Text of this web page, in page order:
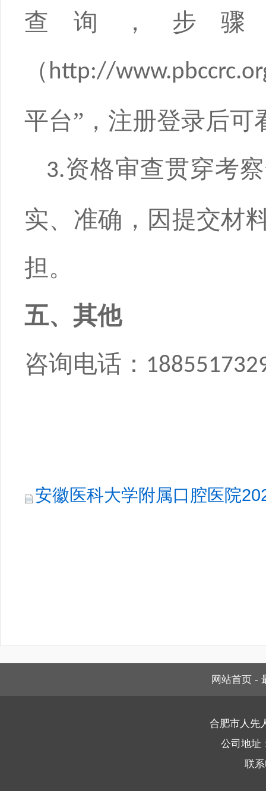
查询，步
（ http://
平台”，注册登录后可
3.资格审查贯穿考
实、准确，因提交材
担。
五、其他
咨询电话：
安徽医科大学附属口腔医院
网站首页 -
合肥市人
公司地址
联